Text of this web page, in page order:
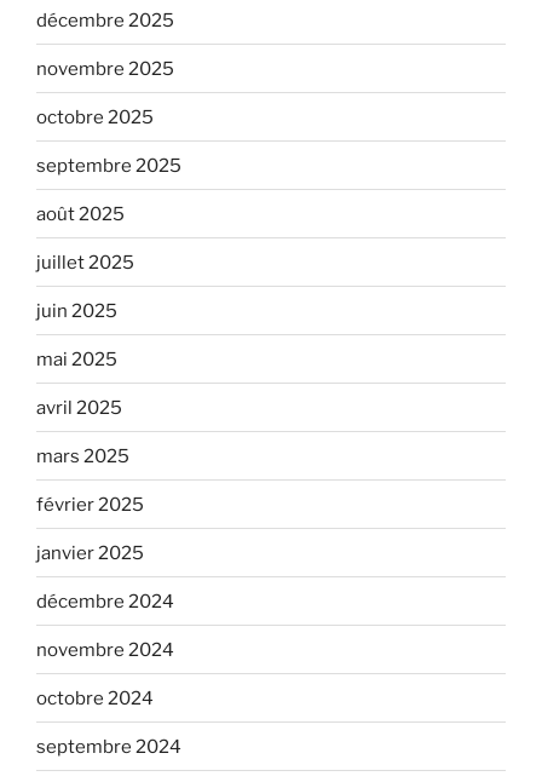
décembre 2025
novembre 2025
octobre 2025
septembre 2025
août 2025
juillet 2025
juin 2025
mai 2025
avril 2025
mars 2025
février 2025
janvier 2025
décembre 2024
novembre 2024
octobre 2024
septembre 2024